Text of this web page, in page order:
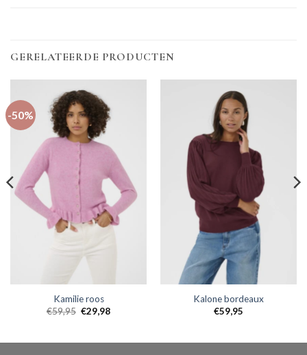
GERELATEERDE PRODUCTEN
-50%
Kamilie roos
€59,95 €29,98
Kalone bordeaux
€59,95